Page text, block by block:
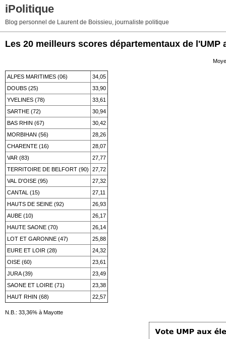
iPolitique
Blog personnel de Laurent de Boissieu, journaliste politique
Les 20 meilleurs scores départementaux de l'UMP
ALPES MARITIMES (06)
34,05
DOUBS (25)
33,90
YVELINES (78)
33,61
SARTHE (72)
30,94
BAS RHIN (67)
30,42
MORBIHAN (56)
28,26
CHARENTE (16)
28,07
VAR (83)
27,77
TERRITOIRE DE BELFORT (90)
27,72
VAL D'OISE (95)
27,32
CANTAL (15)
27,11
HAUTS DE SEINE (92)
26,93
AUBE (10)
26,17
HAUTE SAONE (70)
26,14
LOT ET GARONNE (47)
25,88
EURE ET LOIR (28)
24,32
OISE (60)
23,61
JURA (39)
23,49
SAONE ET LOIRE (71)
23,38
HAUT RHIN (68)
22,57
N.B.: 33,36% à Mayotte